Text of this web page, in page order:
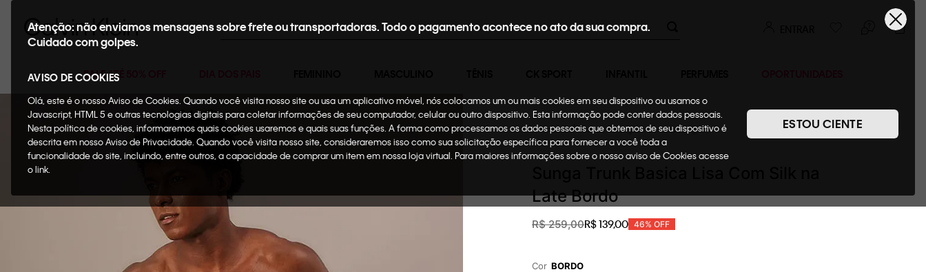
Buscar
SALE ATÉ 50% OFF
Atenção: não enviamos mensagens sobre frete ou transportadoras. Todo o pagamento acontece no ato da sua compra.
Cuidado com golpes.
AVISO DE COOKIES
Olá, este é o nosso Aviso de Cookies. Quando você visita nosso site ou usa um aplicativo móvel, nós colocamos um ou mais cookies em seu dispositivo ou usamos o
Javascript, HTML 5 e outras tecnologias digitais para coletar informações de seu computador, celular ou outro dispositivo. Esta informação pode conter dados pessoais.
Nesta política de cookies, informaremos quais cookies usaremos e quais suas funções. A forma como processamos os dados pessoais que obtemos de seu dispositivo é
descrita em nosso Aviso de Privacidade. Quando você visita nosso site, consideraremos isso como sua solicitação específica para fornecer a você toda a
funcionalidade do site, incluindo, entre outros, a capacidade de comprar um item em nossa loja virtual. Para maiores informações sobre o nosso aviso de Cookies acesse
o link.
ESTOU CIENTE
Masculino Roupas Sungas + Bermudas Água
Late Bordo
R$ 259,00R$139,00 46% OFF
Cor BORDO